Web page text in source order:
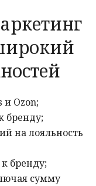
Ozon;
бренду;
на лояльность
бренду;
сумму